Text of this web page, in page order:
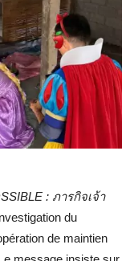
: ภารกิจเจ้า
du
de maintien